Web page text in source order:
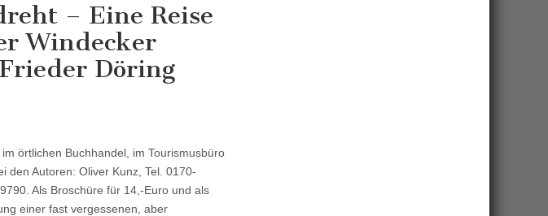
– Eine Reise
Windecker
Döring
im örtlichen Buchhandel, im Tourismusbüro
den Autoren: Oliver Kunz, Tel. 0170-
Als Broschüre für 14,-Euro und als
einer fast vergessenen, aber